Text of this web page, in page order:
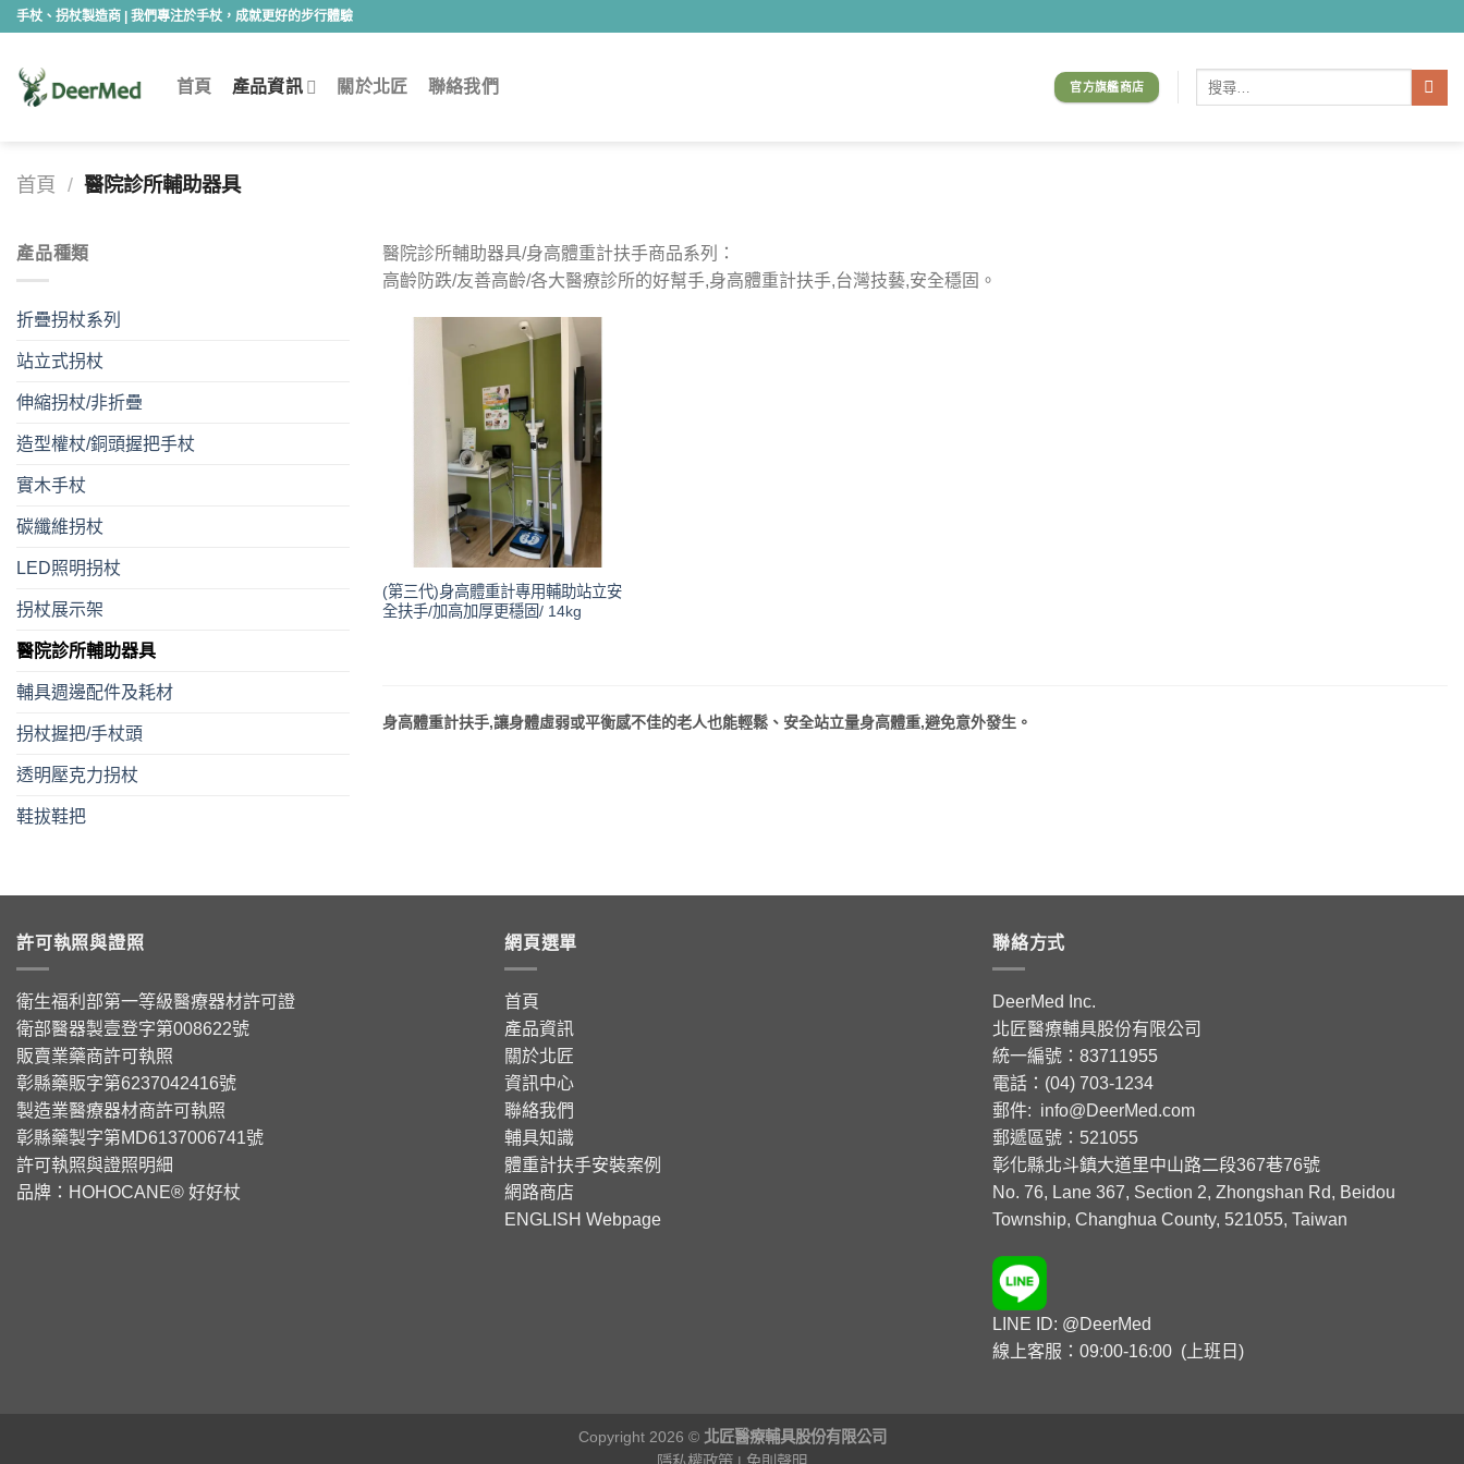
Skip
content
手杖、拐杖製造商 | 我們專注於手杖，成就更好的步行體驗
首頁 產品資訊 關於北匠 聯絡我們 官方旗艦商店
首頁 / 醫院診所輔助器具
產品種類
折疊拐杖系列
站立式拐杖
伸縮拐杖/非折疊
造型權杖/銅頭握把手杖
實木手杖
碳纖維拐杖
LED照明拐杖
拐杖展示架
醫院診所輔助器具
輔具週邊配件及耗材
拐杖握把/手杖頭
透明壓克力拐杖
鞋拔鞋把
醫院診所輔助器具/身高體重計扶手商品系列：
高齡防跌/友善高齡/各大醫療診所的好幫手,身高體重計扶手,台灣技藝,安全穩固。
(第三代)身高體重計專用輔助站立安
全扶手/加高加厚更穩固/ 14kg
身高體重計扶手,讓身體虛弱或平衡感不佳的老人也能輕鬆、安全站立量身高體重,避免意外發生。
許可執照與證照
衛生福利部第一等級醫療器材許可證
衛部醫器製壹登字第008622號
販賣業藥商許可執照
彰縣藥販字第6237042416號
製造業醫療器材商許可執照
彰縣藥製字第MD6137006741號
許可執照與證照明細
品牌： HOHOCANE® 好好杖
網頁選單
首頁
產品資訊
關於北匠
資訊中心
聯絡我們
輔具知識
體重計扶手安裝案例
網路商店
ENGLISH Webpage
聯絡方式
DeerMed Inc.
北匠醫療輔具股份有限公司
統一編號：83711955
電話：(04) 703-1234
郵件: info@DeerMed.com
郵遞區號：521055
彰化縣北斗鎮大道里中山路二段367巷76號
No. 76, Lane 367, Section 2, Zhongshan Rd, Beidou
Township, Changhua County, 521055, Taiwan
LINE ID: @DeerMed
線上客服：09:00-16:00 (上班日)
Copyright 2026 © 北匠醫療輔具股份有限公司